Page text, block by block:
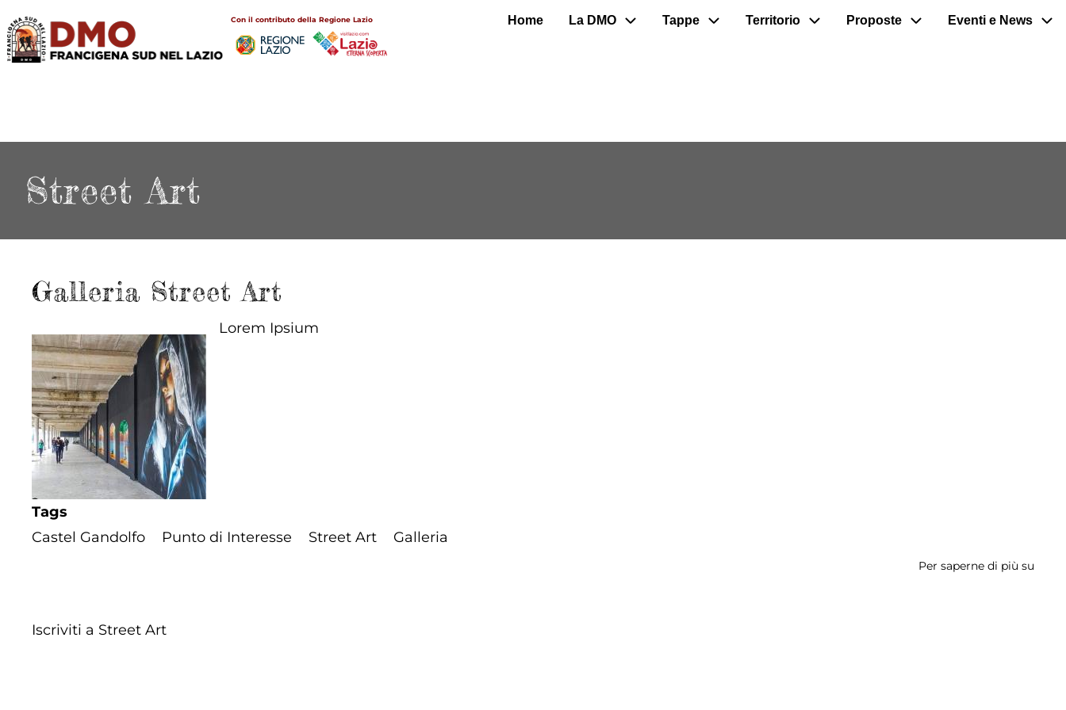
Salta
al
contenuto
Con il contributo della Regione Lazio
Main
navigation
Home La DMO Tappe Territorio Proposte Eventi e News
Street Art
Galleria Street Art
Lorem Ipsium
Tags
Castel Gandolfo
Punto di Interesse Street Art Galleria
Per saperne di più su
Iscriviti a Street Art